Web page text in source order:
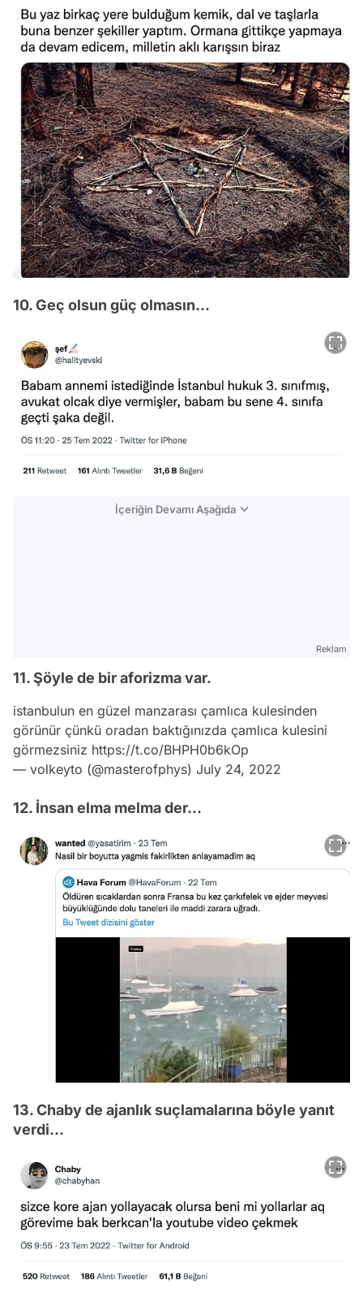
10. Geç olsun güç olmasın...
İçeriğin Devamı Aşağıda
Reklam
11. Şöyle de bir aforizma var.
istanbulun en güzel manzarası çamlıca kulesinden
görünür çünkü oradan baktığınızda çamlıca kulesini
görmezsiniz https://t.co/BHPH0b6kOp
— volkeyto (@masterofphys) July 24, 2022
12. İnsan elma melma der...
13. Chaby de ajanlık suçlamalarına böyle yanıt
verdi...